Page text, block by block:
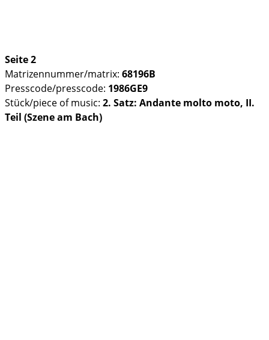
Seite 2
Matrizennummer/matrix: 68196B
Presscode/presscode: 1986GE9
Stück/piece of music: 2. Satz: Andante molto moto, II.
Teil (Szene am Bach)